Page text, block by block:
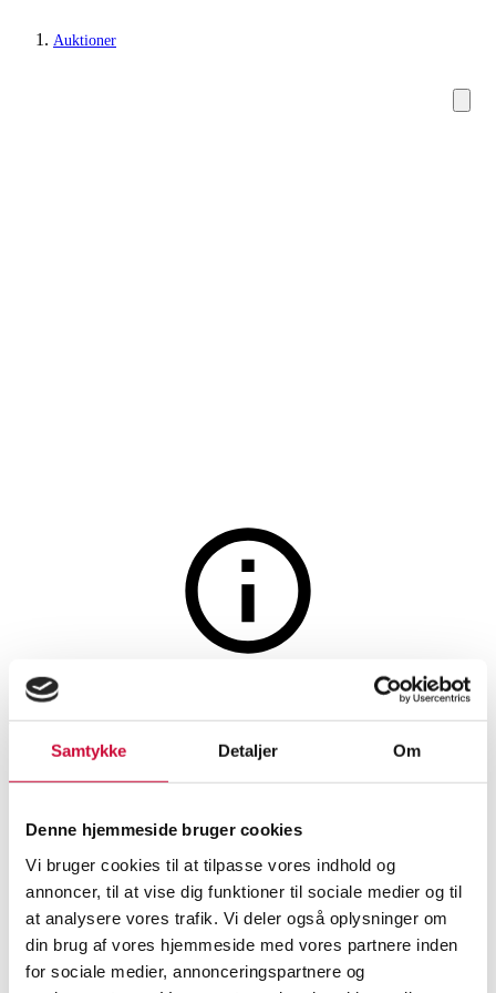
Samtykke Detaljer Om
Denne hjemmeside bruger cookies
Vi bruger cookies til at tilpasse vores indhold og
annoncer, til at vise dig funktioner til sociale medier og til
at analysere vores trafik. Vi deler også oplysninger om
din brug af vores hjemmeside med vores partnere inden
for sociale medier, annonceringspartnere og
Auktioner
Halskæder, vedhæng
Vedhæng med hvid keramik og
cubic zirkonia, af 8 kt. guld,
dertil en kæde af forgyldt
sterling sølv
SHOWROOM VARENUMMER